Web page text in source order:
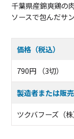
千葉県産錦爽鶏の
ソースで包んだサ
価格（税込）
790円 （3切）
製造者または販
ツクバフーズ（株